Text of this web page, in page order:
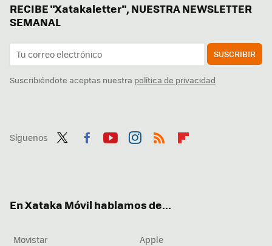
RECIBE "Xatakaletter", NUESTRA NEWSLETTER
SEMANAL
SUSCRIBIR
Suscribiéndote aceptas nuestra política de privacidad
Síguenos
En Xataka Móvil hablamos de...
Movistar
Apple